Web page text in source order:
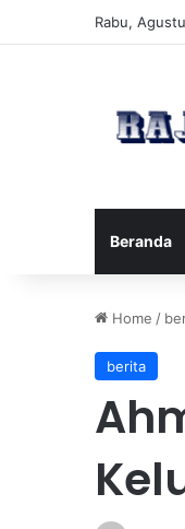
Rabu,
Beranda
Home /
berita